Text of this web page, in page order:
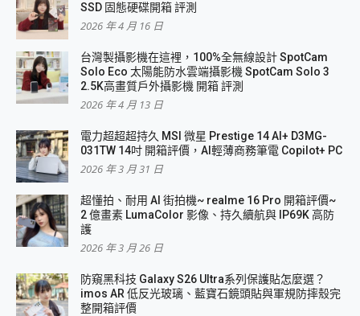
SSD 固態硬碟開箱 評測
2026 年 4 月 16 日
台灣製攝影機在這裡，100%全無線設計 SpotCam
Solo Eco 太陽能防水雲端攝影機 SpotCam Solo 3
2.5K高畫質戶外攝影機 開箱 評測
2026 年 4 月 13 日
電力超超超持久 MSI 微星 Prestige 14 AI+ D3MG-
031TW 14吋 開箱評價，AI輕薄商務筆電 Copilot+ PC
2026 年 3 月 31 日
超懂拍、耐用 AI 街拍機~ realme 16 Pro 開箱評價~
2 億畫素 LumaColor 影像、持久續航與 IP69K 高防
護
2026 年 3 月 26 日
防窺黑科技 Galaxy S26 Ultra系列保護貼怎麼選？
imos AR 低反光玻璃、藍寶石鏡頭貼與軍規防摔殼完
整開箱評價